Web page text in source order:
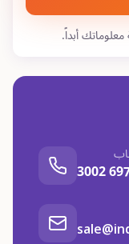
أبداً.